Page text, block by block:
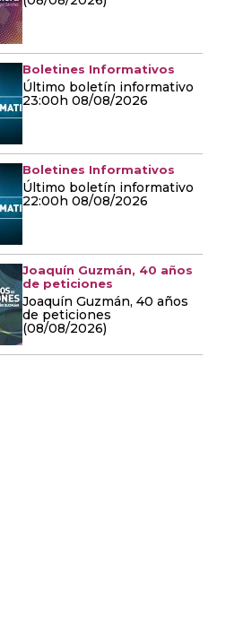
Boletines Informativos
Último boletín informativo
23:00h 08/08/2026
Boletines Informativos
Último boletín informativo
22:00h 08/08/2026
Joaquín Guzmán, 40 años
de peticiones
Joaquín Guzmán, 40 años
de peticiones
(08/08/2026)